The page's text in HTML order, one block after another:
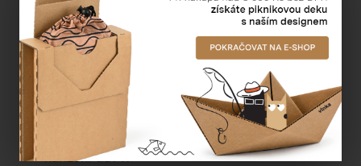
Souhlasím se zpracováním osobních údajů dle
nařízení GDPR